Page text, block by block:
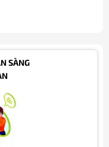
SÀNG